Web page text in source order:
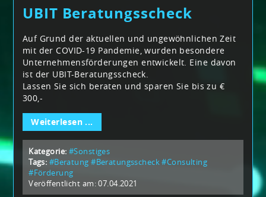
UBIT Beratungsscheck
Auf Grund der aktuellen und ungewöhnlichen Zeit
mit der COVID-19 Pandemie, wurden besondere
Unternehmensförderungen entwickelt. Eine davon
ist der UBIT-Beratungsscheck.
Lassen Sie sich beraten und sparen Sie bis zu €
300,-
Weiterlesen ...
Kategorie: #Sonstiges
Tags: #Beratung #Beratungsscheck#Consulting
#Förderung
Veröffentlicht am: 07.04.2021